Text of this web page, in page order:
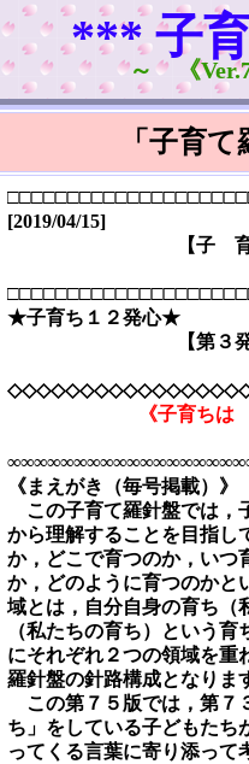
*** 子
～ 《
「子育
[2019/04/15]
【子
★子育ち１２発心★
【第３
《子育ち
《まえがき（毎号掲載）》
この子育て羅針盤では，
から理解することを目指し
か，どこで育つのか，いつ
か，どのように育つのかと
域とは，自分自身の育ち（
（私たちの育ち）という
にそれぞれ２つの領域を重
羅針盤の針路構成となりま
この第７５版では，第７
ち」をしている子どもたち
ってくる言葉に寄り添って